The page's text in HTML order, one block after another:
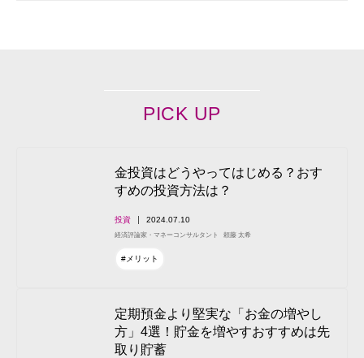
PICK UP
金投資はどうやってはじめる？おす
すめの投資方法は？
投資 2024.07.10
経済評論家・マネーコンサルタント 頼藤 太希
#メリット
定期預金より堅実な「お金の増やし
方」4選！貯金を増やすおすすめは先
取り貯蓄